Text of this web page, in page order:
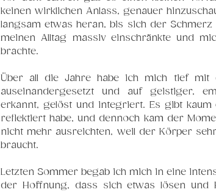
keinen wirklichen Anlass, genauer
langsam etwas heran, bis sich der
meinen Alltag massiv einschränkte und
brachte.
Über all die Jahre habe ich mich tief mit
auseinandergesetzt und auf geistiger,
erkannt, gelöst und integriert. Es gibt
reflektiert habe, und dennoch kam der
nicht mehr ausreichten, weil der Körper
braucht.
Letzten Sommer begab ich mich in eine
der Hoffnung, dass sich etwas lösen und